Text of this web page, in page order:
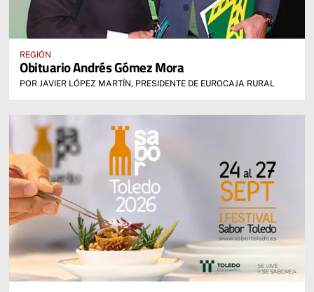
REGIÓN
Obituario Andrés Gómez Mora
POR JAVIER LÓPEZ MARTÍN, PRESIDENTE DE EUROCAJA RURAL